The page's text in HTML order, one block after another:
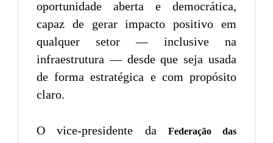
oportunidade aberta e democrática,
capaz de gerar impacto positivo em
qualquer setor — inclusive na
infraestrutura — desde que seja usada
de forma estratégica e com propósito
claro.
O vice-presidente da
Federação das